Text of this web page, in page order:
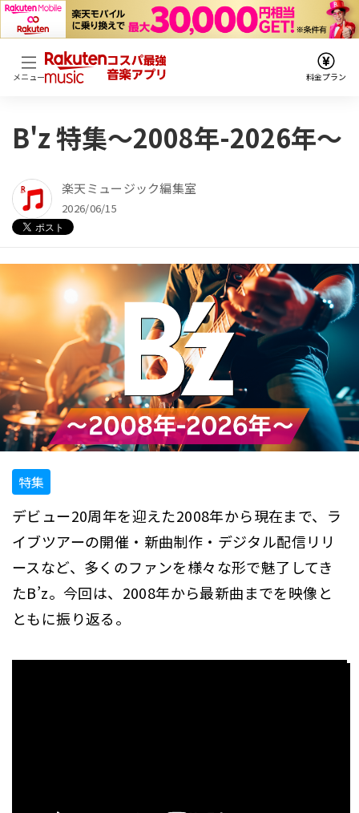
メニュー 料金プラン
B'z 特集～2008年-2026年～
楽天ミュージック編集室
2026/06/15
特集
デビュー20周年を迎えた2008年から現在まで、ラ
イブツアーの開催・新曲制作・デジタル配信リリ
ースなど、多くのファンを様々な形で魅了してき
たB’z。今回は、2008年から最新曲までを映像と
ともに振り返る。